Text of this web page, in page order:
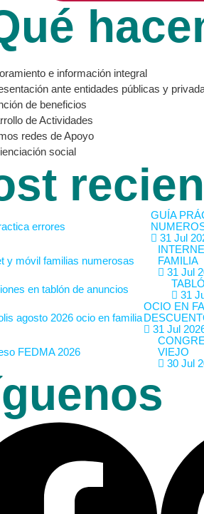
e información integral
ante entidades públicas y
de beneficios
de Actividades
redes de Apoyo
social
GUÍA
31 Jul
FAMILIA
31 Jul
31
OCIO EN
31 Jul
VIEJO
30 Jul